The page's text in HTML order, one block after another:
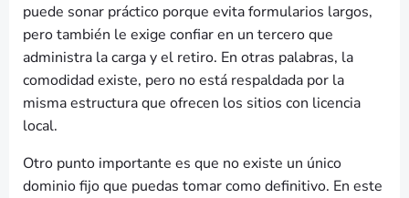
puede sonar práctico porque evita formularios largos,
pero también le exige confiar en un tercero que
administra la carga y el retiro. En otras palabras, la
comodidad existe, pero no está respaldada por la
misma estructura que ofrecen los sitios con licencia
local.
Otro punto importante es que no existe un único
dominio fijo que puedas tomar como definitivo. En este